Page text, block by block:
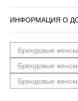
ИНФОРМАЦИЯ О
Брендовые
Брендовые
Брендовые